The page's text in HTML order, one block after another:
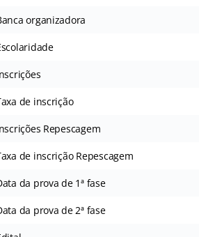
organizadora
de inscrição
Repescagem
de inscrição Repescagem
da prova de 1ª fase
da prova de 2ª fase